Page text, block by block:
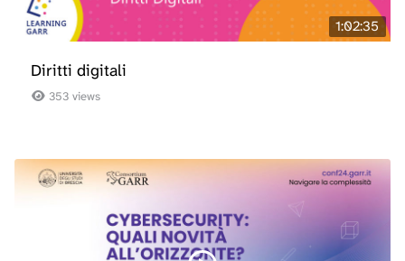
1:02:35
Diritti digitali
353 views